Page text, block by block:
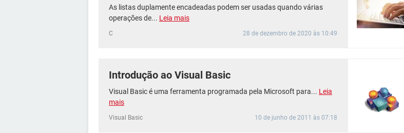
As listas duplamente encadeadas podem ser usadas quando várias
operações de... Leia mais
C 28 de dezembro de 2020 às 10:49
Introdução ao Visual Basic
Visual Basic é uma ferramenta programada pela Microsoft para... Leia
mais
Visual Basic 10 de junho de 2011 às 07:18